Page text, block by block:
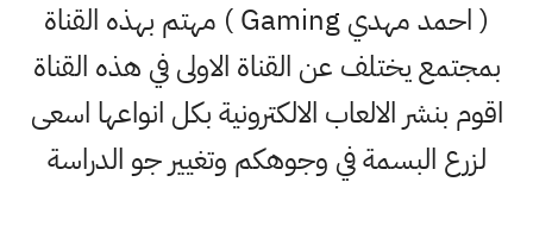
( احمد مهدي Gaming ) مهتم بهذه القناة
بمجتمع يختلف عن القناة الاولى في هذه القناة
اقوم بنشر الالعاب الالكترونية بكل انواعها اسعى
لزرع البسمة في وجوهكم وتغيير جو الدراسة